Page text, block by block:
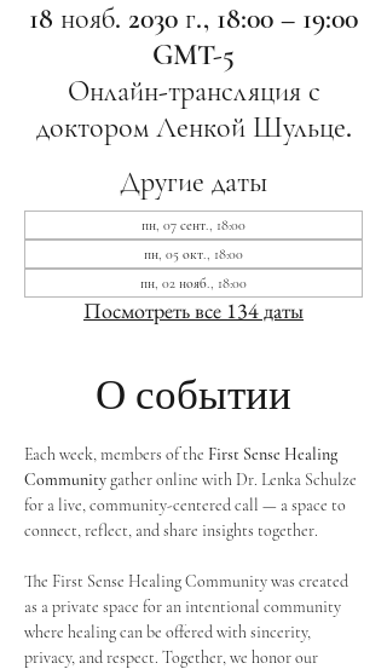
18 нояб. 2030 г., 18:00 – 19:00
GMT-5
Онлайн-трансляция с
доктором Ленкой Шульце.
Другие даты
пн, 07 сент., 18:00
пн, 05 окт., 18:00
пн, 02 нояб., 18:00
Посмотреть все 134 даты
О событии
Each week, members of the First Sense Healing
Community gather online with Dr. Lenka Schulze
for a live, community-centered call — a space to
connect, reflect, and share insights together.
The First Sense Healing Community was created
as a private space for an intentional community
where healing can be offered with sincerity,
privacy, and respect. Together, we honor our